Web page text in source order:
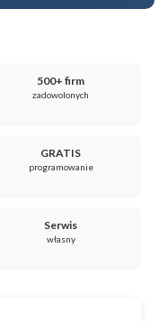
500+ firm
zadowolonych
GRATIS
programowanie
Serwis
własny